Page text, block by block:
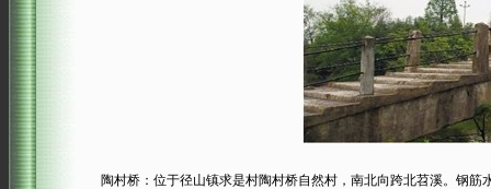
陶村桥：位于径山镇求是村陶村桥自然村，南北向跨北苕溪。钢筋水